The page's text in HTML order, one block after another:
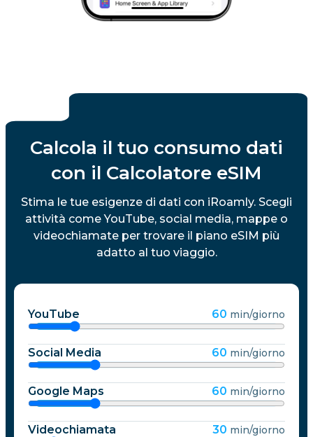
Calcola il tuo consumo dati
con il Calcolatore eSIM
Stima le tue esigenze di dati con iRoamly. Scegli
attività come YouTube, social media, mappe o
videochiamate per trovare il piano eSIM più
adatto al tuo viaggio.
YouTube 60 min/giorno
Social Media 60 min/giorno
Google Maps 60 min/giorno
Videochiamata 30 min/giorno